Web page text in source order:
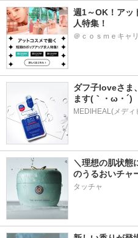
週1～OK！アッ
人特集！
＠ｃｏｓｍｅキャ
ダフ子loveさま
ます(｀・ω・´)
MEDIHEAL(メディ
＼理想の肌状態
のうるおいチャ
タッチャ